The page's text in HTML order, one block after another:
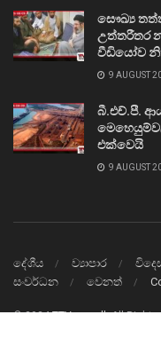
සෞඛ්‍ය
උත්තරීතර
වීඩියෝව
9 AUGUST
බී.එච්.පී.
එක්වෙයි
9 AUGUST
දේශීය ව්‍යාපාර
සංවර්ධන
වෙනත්
© 2024TTVnews.lkAll Rights